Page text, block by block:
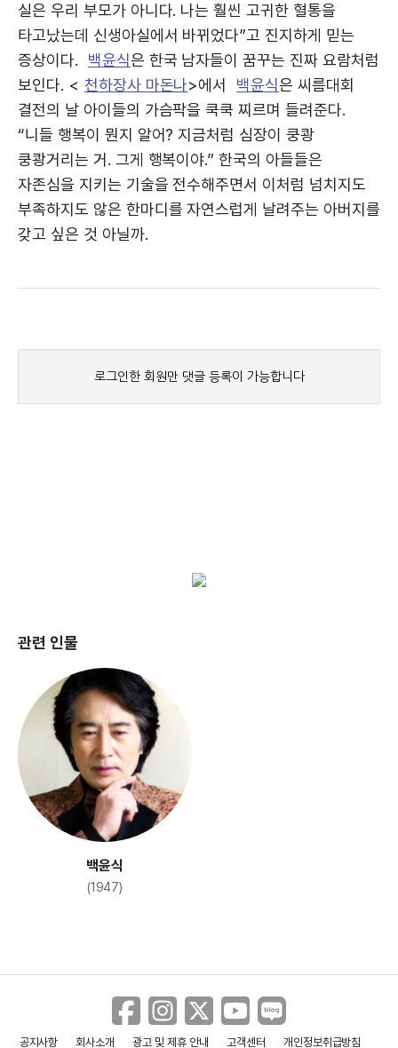
실은 우리 부모가 아니다. 나는 훨씬 고귀한 혈통을
타고났는데 신생아실에서 바뀌었다”고 진지하게 믿는
증상이다.
백윤식은 한국 남자들이 꿈꾸는 진짜 요람처럼
보인다. < 천하장사 마돈나>에서 백윤식은 씨름대회
결전의 날 아이들의 가슴팍을 쿡쿡 찌르며 들려준다.
“니들 행복이 뭔지 알어? 지금처럼 심장이 쿵쾅
쿵쾅거리는 거. 그게 행복이야.” 한국의 아들들은
자존심을 지키는 기술을 전수해주면서 이처럼 넘치지도
부족하지도 않은 한마디를 자연스럽게 날려주는 아버지를
갖고 싶은 것 아닐까.
관련 인물
백윤식
(1947)
공지사항 회사소개 광고 및 제휴 안내 고객센터 개인정보취급방침